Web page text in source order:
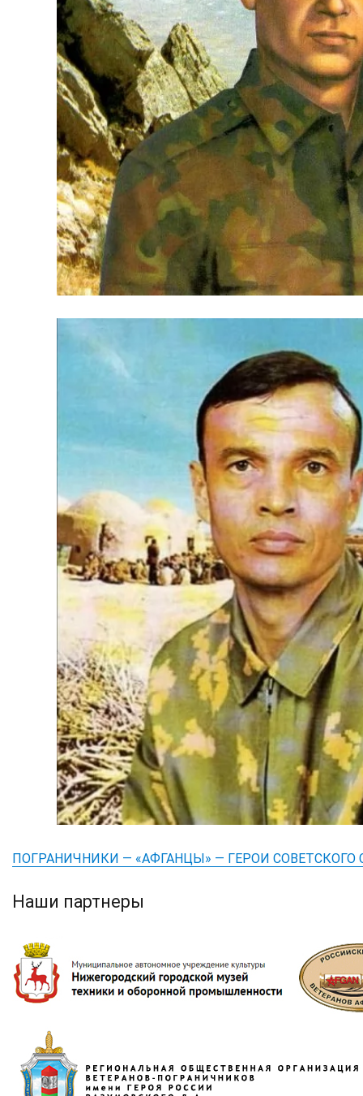
ПОГРАНИЧНИКИ — «АФГАНЦЫ» — ГЕРОИ СОВЕТСКОГО
Наши партнеры